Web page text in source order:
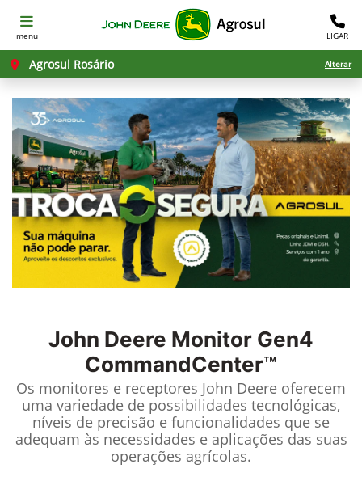
menu LIGAR
Agrosul Rosário Alterar
John Deere Monitor Gen4
CommandCenter™
Os monitores e receptores John Deere oferecem
uma variedade de possibilidades tecnológicas,
níveis de precisão e funcionalidades que se
adequam às necessidades e aplicações das suas
operações agrícolas.